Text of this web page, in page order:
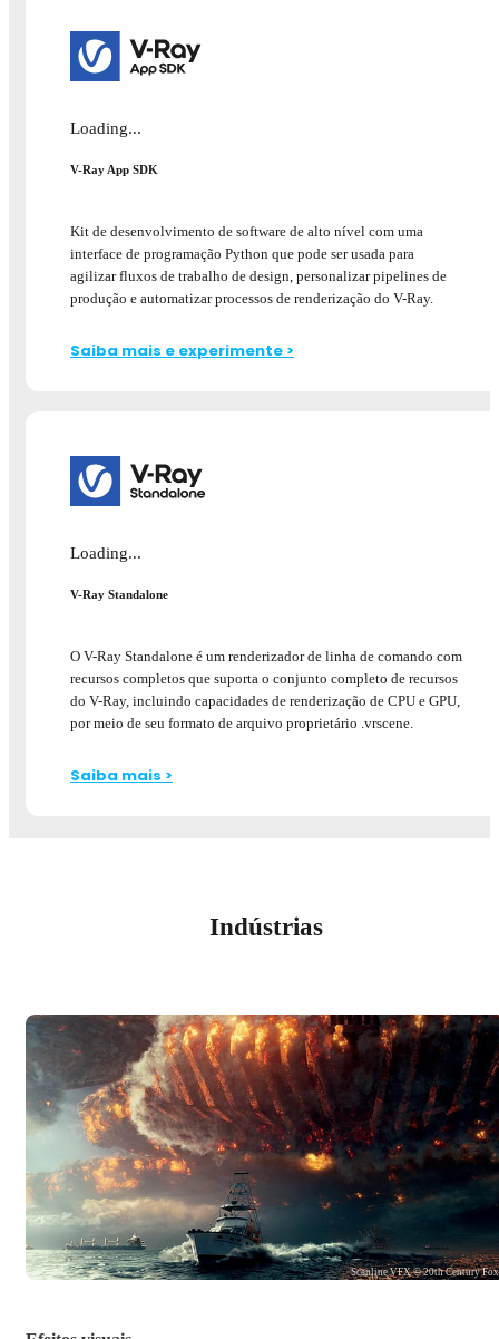
Loading...
V-Ray App SDK
Kit de desenvolvimento de software de alto nível com uma
interface de programação Python que pode ser usada para
agilizar fluxos de trabalho de design, personalizar pipelines de
produção e automatizar processos de renderização do V-Ray.
Saiba mais e experimente >
Loading...
V-Ray Standalone
O V-Ray Standalone é um renderizador de linha de comando com
recursos completos que suporta o conjunto completo de recursos
do V-Ray, incluindo capacidades de renderização de CPU e GPU,
por meio de seu formato de arquivo proprietário .vrscene.
Saiba mais >
Indústrias
Scanline VFX © 20th Century Fox